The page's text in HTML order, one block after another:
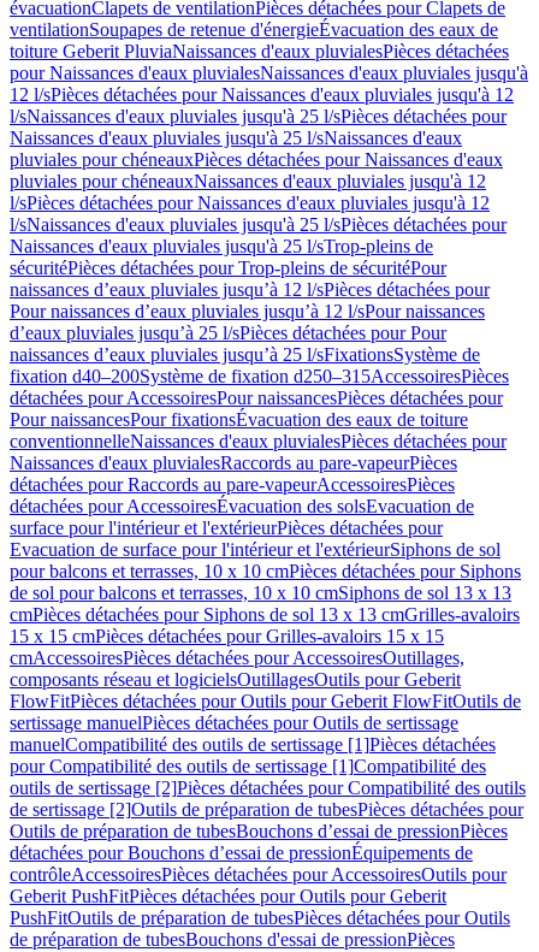
évacuationClapets de ventilationPièces détachées pour Clapets de
ventilationSoupapes de retenue d'énergieÉvacuation des eaux de
toiture Geberit PluviaNaissances d'eaux pluvialesPièces détachées
pour Naissances d'eaux pluvialesNaissances d'eaux pluviales jusqu'à
12 l/sPièces détachées pour Naissances d'eaux pluviales jusqu'à 12
l/sNaissances d'eaux pluviales jusqu'à 25 l/sPièces détachées pour
Naissances d'eaux pluviales jusqu'à 25 l/sNaissances d'eaux
pluviales pour chéneauxPièces détachées pour Naissances d'eaux
pluviales pour chéneauxNaissances d'eaux pluviales jusqu'à 12
l/sPièces détachées pour Naissances d'eaux pluviales jusqu'à 12
l/sNaissances d'eaux pluviales jusqu'à 25 l/sPièces détachées pour
Naissances d'eaux pluviales jusqu'à 25 l/sTrop-pleins de
sécuritéPièces détachées pour Trop-pleins de sécuritéPour
naissances d’eaux pluviales jusqu’à 12 l/sPièces détachées pour
Pour naissances d’eaux pluviales jusqu’à 12 l/sPour naissances
d’eaux pluviales jusqu’à 25 l/sPièces détachées pour Pour
naissances d’eaux pluviales jusqu’à 25 l/sFixationsSystème de
fixation d40–200Système de fixation d250–315AccessoiresPièces
détachées pour AccessoiresPour naissancesPièces détachées pour
Pour naissancesPour fixationsÉvacuation des eaux de toiture
conventionnelleNaissances d'eaux pluvialesPièces détachées pour
Naissances d'eaux pluvialesRaccords au pare-vapeurPièces
détachées pour Raccords au pare-vapeurAccessoiresPièces
détachées pour AccessoiresÉvacuation des solsEvacuation de
surface pour l'intérieur et l'extérieurPièces détachées pour
Evacuation de surface pour l'intérieur et l'extérieurSiphons de sol
pour balcons et terrasses, 10 x 10 cmPièces détachées pour Siphons
de sol pour balcons et terrasses, 10 x 10 cmSiphons de sol 13 x 13
cmPièces détachées pour Siphons de sol 13 x 13 cmGrilles-avaloirs
15 x 15 cmPièces détachées pour Grilles-avaloirs 15 x 15
cmAccessoiresPièces détachées pour AccessoiresOutillages,
composants réseau et logicielsOutillagesOutils pour Geberit
FlowFitPièces détachées pour Outils pour Geberit FlowFitOutils de
sertissage manuelPièces détachées pour Outils de sertissage
manuelCompatibilité des outils de sertissage [1]Pièces détachées
pour Compatibilité des outils de sertissage [1]Compatibilité des
outils de sertissage [2]Pièces détachées pour Compatibilité des outils
de sertissage [2]Outils de préparation de tubesPièces détachées pour
Outils de préparation de tubesBouchons d’essai de pressionPièces
détachées pour Bouchons d’essai de pressionÉquipements de
contrôleAccessoiresPièces détachées pour AccessoiresOutils pour
Geberit PushFitPièces détachées pour Outils pour Geberit
PushFitOutils de préparation de tubesPièces détachées pour Outils
de préparation de tubesBouchons d'essai de pressionPièces